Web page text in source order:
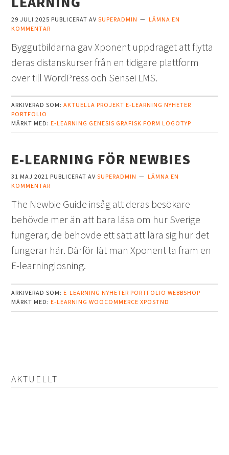
29 JULI 2025 PUBLICERAT AVSUPERADMIN
LÄMNA EN
KOMMENTAR
Byggutbildarna gav Xponent uppdraget att flytta
deras distanskurser från en tidigare plattform
över till WordPress och Sensei LMS.
ARKIVERAD SOM:AKTUELLA PROJEKT E-LEARNING NYHETER
PORTFOLIO
MÄRKT MED:E-LEARNING GENESIS GRAFISK FORM LOGOTYP
E-LEARNING FÖR NEWBIES
31 MAJ 2021 PUBLICERAT AVSUPERADMIN
LÄMNA EN
KOMMENTAR
The Newbie Guide insåg att deras besökare
behövde mer än att bara läsa om hur Sverige
fungerar, de behövde ett sätt att lära sig hur det
fungerar här. Därför lät man Xponent ta fram en
E-learninglösning.
ARKIVERAD SOM:E-LEARNING NYHETER PORTFOLIO WEBBSHOP
MÄRKT MED:E-LEARNING WOOCOMMERCE XPOSTND
AKTUELLT